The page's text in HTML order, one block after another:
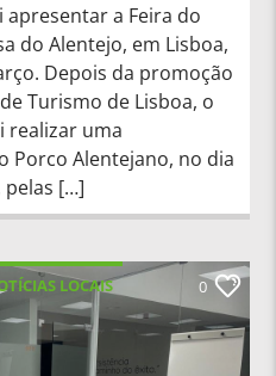
apresentar a Feira do
do Alentejo, em Lisboa,
Depois da promoção
Turismo de Lisboa, o
realizar uma
Porco Alentejano, no dia
pelas […]
LOCAIS
0